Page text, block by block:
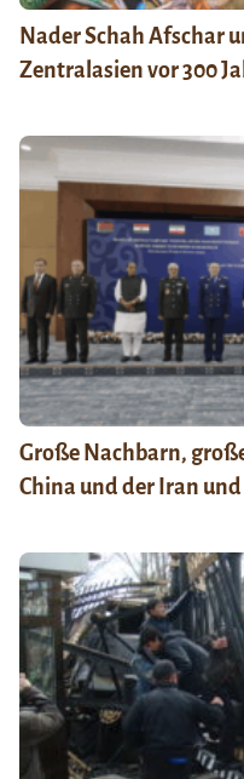
Nader Schah Afschar
Zentralasien vor 300
Große Nachbarn,
China und der Iran